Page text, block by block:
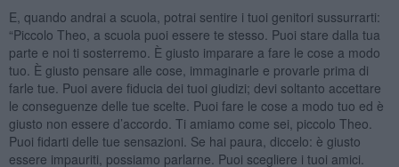
E, quando andrai a scuola, potrai sentire i tuoi genitori sussurrarti:
“Piccolo Theo, a scuola puoi essere te stesso. Puoi stare dalla tua
parte e noi ti sosterremo. È giusto imparare a fare le cose a modo
tuo. È giusto pensare alle cose, immaginarle e provarle prima di
farle tue. Puoi avere fiducia dei tuoi giudizi; devi soltanto accettare
le conseguenze delle tue scelte. Puoi fare le cose a modo tuo ed è
giusto non essere d’accordo. Ti amiamo come sei, piccolo Theo.
Puoi fidarti delle tue sensazioni. Se hai paura, diccelo: è giusto
essere impauriti, possiamo parlarne. Puoi scegliere i tuoi amici.